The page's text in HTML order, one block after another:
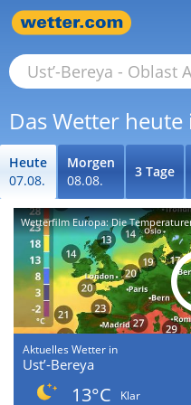
Das Wetter heute
Heute
07.08.
Morgen
08.08.
3 Tage
Wetterfilm Europa: Die
Aktuelles Wetter in
Ust’-Bereya
13°C
Klar